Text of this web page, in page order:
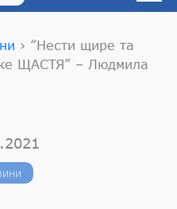
› “Нести щире та
ЩАСТЯ” – Людмила